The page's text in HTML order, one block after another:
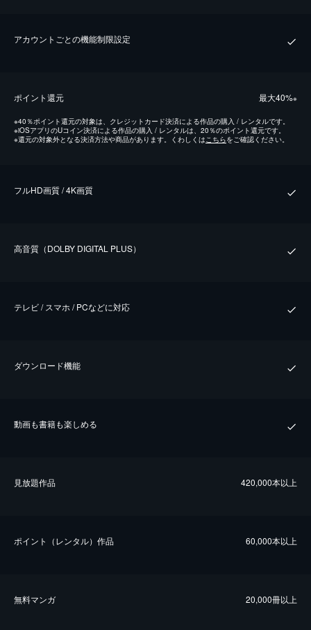
アカウントごとの機能制限設定
ポイント還元 最⼤40%※
※40％ポイント還元の対象は、クレジットカード決済による作品の購入 / レンタルです。
※iOSアプリのUコイン決済による作品の購入 / レンタルは、20％のポイント還元です。
※還元の対象外となる決済方法や商品があります。くわしくは こちらをご確認ください。
フルHD画質 / 4K画質
⾼⾳質（DOLBY DIGITAL PLUS）
テレビ / スマホ / PCなどに対応
ダウンロード機能
動画も書籍も楽しめる
⾒放題作品 420,000本以上
ポイント（レンタル）作品 60,000本以上
無料マンガ 20,000冊以上